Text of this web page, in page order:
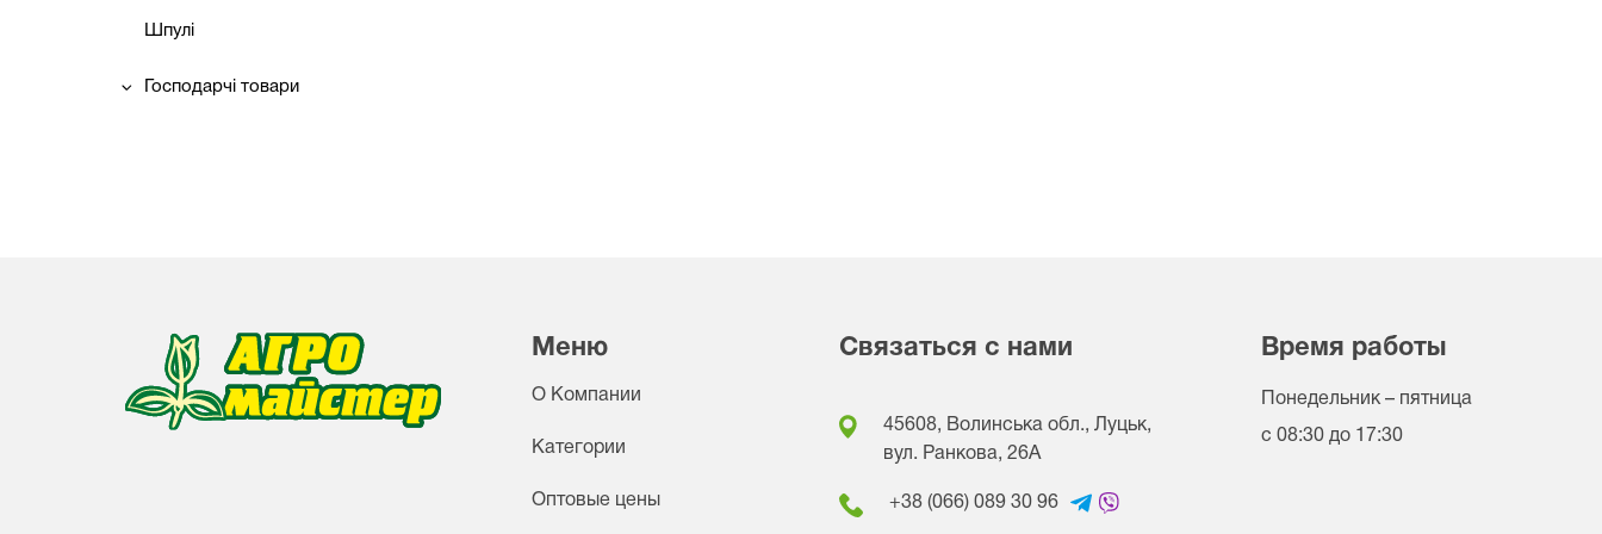
Шпулі
Господарчі товари
Меню
О Компании
Категории
Оптовые цены
Связаться с нами
45608, Волинська обл., Луцьк,
вул. Ранкова, 26A
+38 (066) 089 30 96
Время работы
Понедельник – пятница
с 08:30 до 17:30